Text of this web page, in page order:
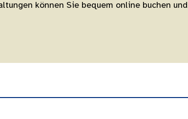
können Sie bequem online buchen und